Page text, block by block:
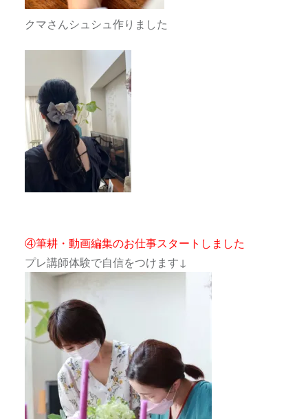
クマさんシュシュ作りました
④筆耕・動画編集のお仕事スタートしました
プレ講師体験で自信をつけます↓